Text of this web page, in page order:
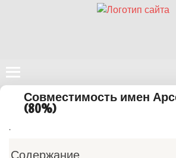
Поиск
сайте
Совместимость имен
(80%)
.
Содержание